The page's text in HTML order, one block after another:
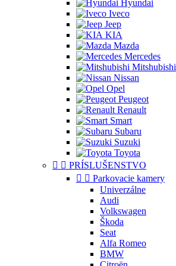
Hyundai
Iveco
Jeep
KIA
Mazda
Mercedes
Mitshubishi
Nissan
Opel
Peugeot
Renault
Smart
Subaru
Suzuki
Toyota
  PRÍSLUŠENSTVO
  Parkovacie kamery
Univerzálne
Audi
Volkswagen
Škoda
Seat
Alfa Romeo
BMW